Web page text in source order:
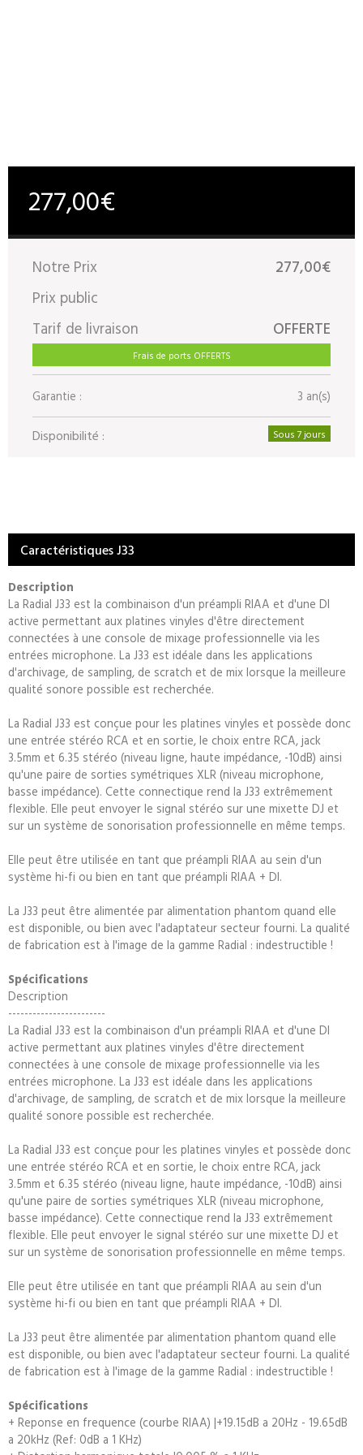
277,00€
Notre Prix
277,00€
Prix public
Tarif de livraison
OFFERTE
Frais de ports OFFERTS
Garantie : 3 an(s)
Disponibilité : Sous 7 jours
Caractéristiques J33
Description
La Radial J33 est la combinaison d'un préampli RIAA et d'une DI
active permettant aux platines vinyles d'être directement
connectées à une console de mixage professionnelle via les
entrées microphone. La J33 est idéale dans les applications
d'archivage, de sampling, de scratch et de mix lorsque la meilleure
qualité sonore possible est recherchée.
La Radial J33 est conçue pour les platines vinyles et possède donc
une entrée stéréo RCA et en sortie, le choix entre RCA, jack
3.5mm et 6.35 stéréo (niveau ligne, haute impédance, -10dB) ainsi
qu'une paire de sorties symétriques XLR (niveau microphone,
basse impédance). Cette connectique rend la J33 extrêmement
flexible. Elle peut envoyer le signal stéréo sur une mixette DJ et
sur un système de sonorisation professionnelle en même temps.
Elle peut être utilisée en tant que préampli RIAA au sein d'un
système hi-fi ou bien en tant que préampli RIAA + DI.
La J33 peut être alimentée par alimentation phantom quand elle
est disponible, ou bien avec l'adaptateur secteur fourni. La qualité
de fabrication est à l'image de la gamme Radial : indestructible !
Spécifications
Description
------------------------
La Radial J33 est la combinaison d'un préampli RIAA et d'une DI
active permettant aux platines vinyles d'être directement
connectées à une console de mixage professionnelle via les
entrées microphone. La J33 est idéale dans les applications
d'archivage, de sampling, de scratch et de mix lorsque la meilleure
qualité sonore possible est recherchée.
La Radial J33 est conçue pour les platines vinyles et possède donc
une entrée stéréo RCA et en sortie, le choix entre RCA, jack
3.5mm et 6.35 stéréo (niveau ligne, haute impédance, -10dB) ainsi
qu'une paire de sorties symétriques XLR (niveau microphone,
basse impédance). Cette connectique rend la J33 extrêmement
flexible. Elle peut envoyer le signal stéréo sur une mixette DJ et
sur un système de sonorisation professionnelle en même temps.
Elle peut être utilisée en tant que préampli RIAA au sein d'un
système hi-fi ou bien en tant que préampli RIAA + DI.
La J33 peut être alimentée par alimentation phantom quand elle
est disponible, ou bien avec l'adaptateur secteur fourni. La qualité
de fabrication est à l'image de la gamme Radial : indestructible !
Spécifications
+ Reponse en frequence (courbe RIAA) |+19.15dB a 20Hz - 19.65dB
a 20kHz (Ref: 0dB a 1 KHz)